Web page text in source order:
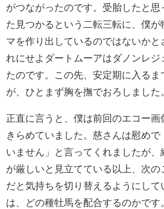
がつながったのです。受胎したと思
た見つかるという二転三転に、僕が
マを作り出しているのではないか
れにせよダートムーアはダノンレジ
たのです。この先、安定期に入るま
が、ひとまず胸を撫でおろしました
正直に言うと、僕は前回のエコー画
きらめていました。慈さんは慰め
いません」と言ってくれましたが、
が厳しいと見立てている以上、次
だと気持ちを切り替えるようにし
は、どの種牡馬を配合するのかです